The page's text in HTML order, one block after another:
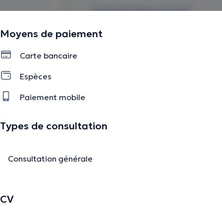
Moyens de paiement
Carte bancaire
Espèces
Paiement mobile
Types de consultation
Consultation générale
CV